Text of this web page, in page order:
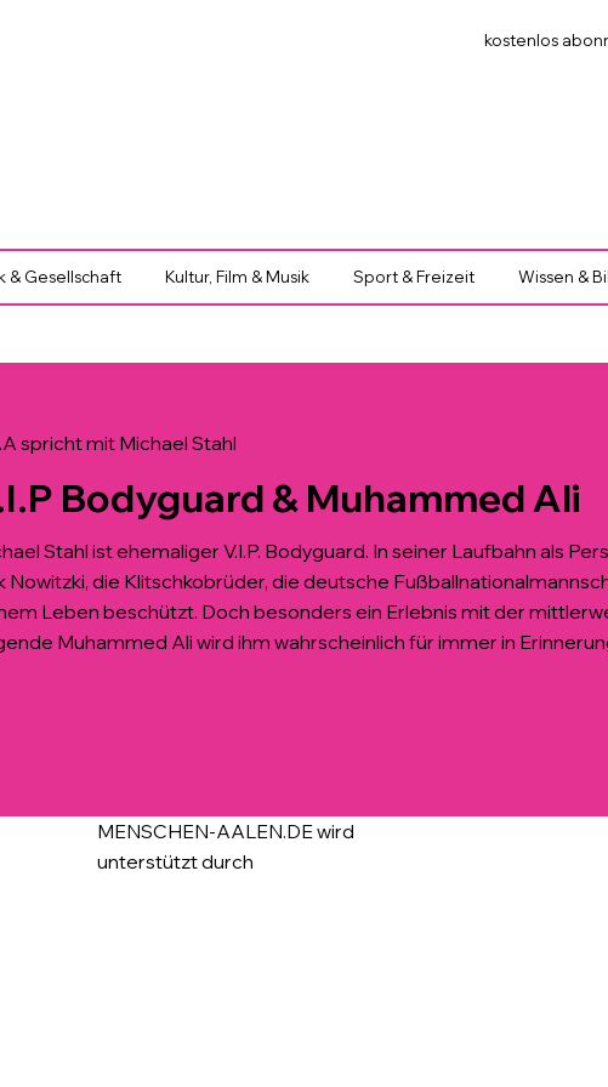
kostenlos
& Gesellschaft Kultur, Film & Musik Sport & Freizeit Wissen &
spricht mit Michael Stahl
Bodyguard & Muhammed Ali
Stahl ist ehemaliger V.I.P. Bodyguard. In seiner Laufbahn als
Nowitzki, die Klitschkobrüder, die deutsche
Leben beschützt. Doch besonders ein Erlebnis mit der
Muhammed Ali wird ihm wahrscheinlich für immer in
MENSCHEN-AALEN.DE wird
unterstützt durch